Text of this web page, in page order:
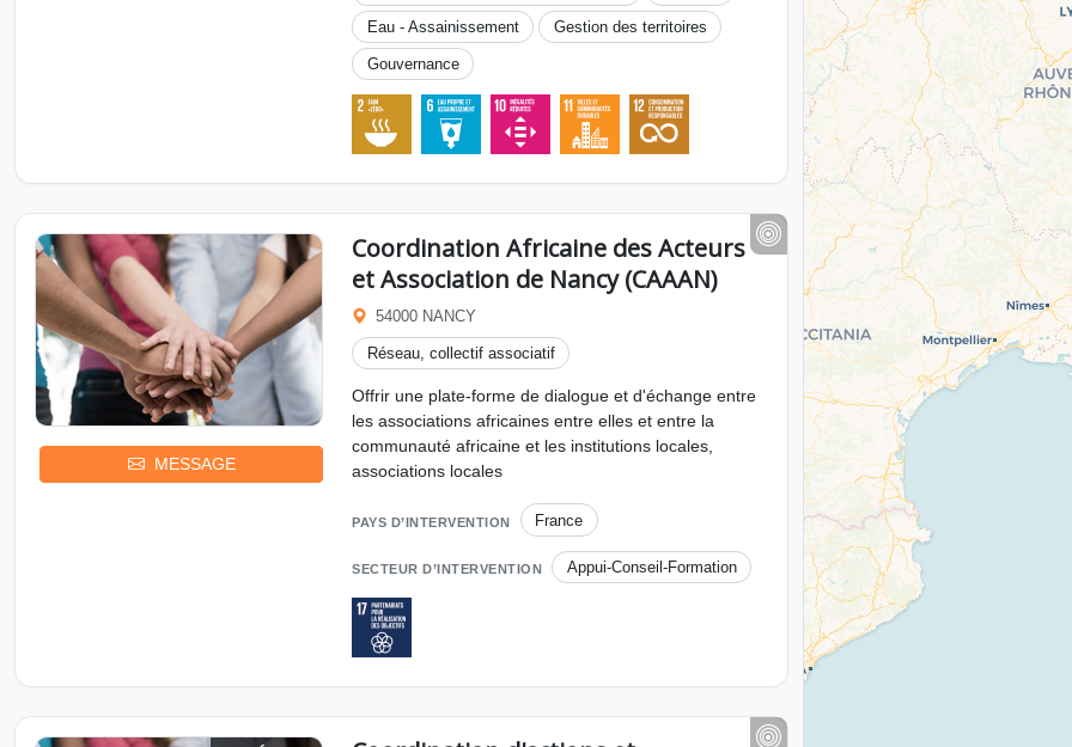
Eau - Assainissement Gestion des territoires
Gouvernance
MESSAGE
Coordination Africaine des Acteurs
et Association de Nancy (CAAAN)
54000 NANCY
Réseau, collectif associatif
Offrir une plate-forme de dialogue et d'échange entre
les associations africaines entre elles et entre la
communauté africaine et les institutions locales,
associations locales
PAYS D’INTERVENTION France
SECTEUR D’INTERVENTION Appui-Conseil-Formation